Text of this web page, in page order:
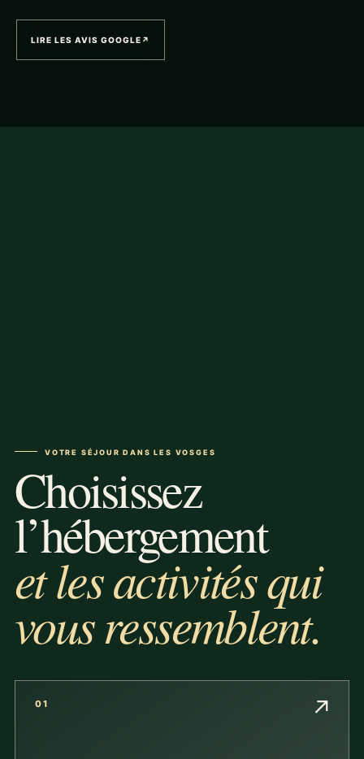
LIRE LES AVIS GOOGLE ↗
VOTRE SÉJOUR DANS LES VOSGES
Choisissez
l’hébergement
et les activités qui
vous ressemblent.
01 ↗